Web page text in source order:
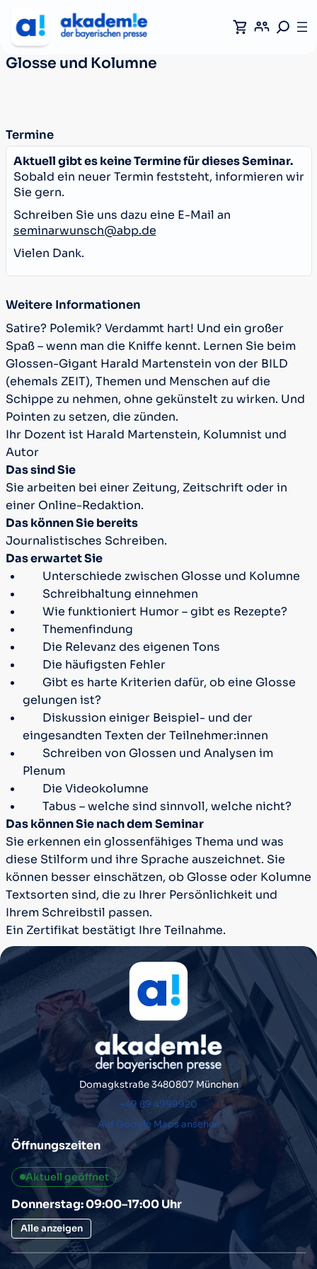
Glosse und Kolumne
Termine
Aktuell gibt es keine Termine für dieses Seminar.
Sobald ein neuer Termin feststeht, informieren wir
Sie gern.
Schreiben Sie uns dazu eine E-Mail an
seminarwunsch@abp.de
Vielen Dank.
Weitere Informationen
Satire? Polemik? Verdammt hart! Und ein großer
Spaß – wenn man die Kniffe kennt. Lernen Sie beim
Glossen-Gigant Harald Martenstein von der BILD
(ehemals ZEIT), Themen und Menschen auf die
Schippe zu nehmen, ohne gekünstelt zu wirken. Und
Pointen zu setzen, die zünden.
Ihr Dozent ist Harald Martenstein, Kolumnist und
Autor
Das sind Sie
Sie arbeiten bei einer Zeitung, Zeitschrift oder in
einer Online-Redaktion.
Das können Sie bereits
Journalistisches Schreiben.
Das erwartet Sie
Unterschiede zwischen Glosse und Kolumne
Schreibhaltung einnehmen
Wie funktioniert Humor – gibt es Rezepte?
Themenfindung
Die Relevanz des eigenen Tons
Die häufigsten Fehler
Gibt es harte Kriterien dafür, ob eine Glosse
gelungen ist?
Diskussion einiger Beispiel- und der
eingesandten Texten der Teilnehmer:innen
Schreiben von Glossen und Analysen im
Plenum
Die Videokolumne
Tabus – welche sind sinnvoll, welche nicht?
Das können Sie nach dem Seminar
Sie erkennen ein glossenfähiges Thema und was
diese Stilform und ihre Sprache auszeichnet. Sie
können besser einschätzen, ob Glosse oder Kolumne
Textsorten sind, die zu Ihrer Persönlichkeit und
Ihrem Schreibstil passen.
Ein Zertifikat bestätigt Ihre Teilnahme.
Öffnungszeiten
Aktuell geöffnet
Donnerstag: 09:00–17:00 Uhr
Alle anzeigen
Domagkstraße 3480807 München
+49 89 4999920
Auf Google Maps ansehen